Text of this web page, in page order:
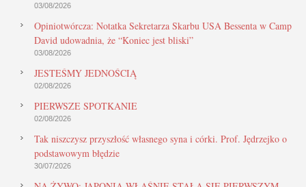
03/08/2026
Opiniotwórcza: Notatka Sekretarza Skarbu USA Bessenta w Camp
David udowadnia, że “Koniec jest bliski”
03/08/2026
JESTEŚMY JEDNOŚCIĄ
02/08/2026
PIERWSZE SPOTKANIE
02/08/2026
Tak niszczysz przyszłość własnego syna i córki. Prof. Jędrzejko o
podstawowym błędzie
30/07/2026